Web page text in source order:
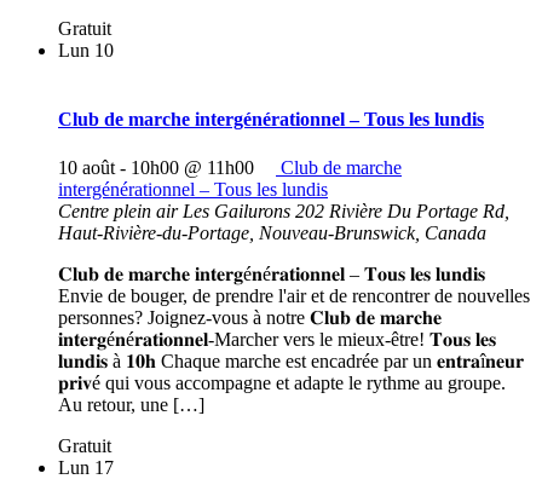
Gratuit
Lun 10
Club de marche intergénérationnel – Tous les lundis
10 août - 10h00 @ 11h00
Club de marche
intergénérationnel – Tous les lundis
Centre plein air Les Gailurons 202 Rivière Du Portage Rd,
Haut-Rivière-du-Portage, Nouveau-Brunswick, Canada
𝐂𝐥𝐮𝐛 𝐝𝐞 𝐦𝐚𝐫𝐜𝐡𝐞 𝐢𝐧𝐭𝐞𝐫𝐠é𝐧é𝐫𝐚𝐭𝐢𝐨𝐧𝐧𝐞𝐥 – 𝐓𝐨𝐮𝐬 𝐥𝐞𝐬 𝐥𝐮𝐧𝐝𝐢𝐬
Envie de bouger, de prendre l'air et de rencontrer de nouvelles
personnes? Joignez-vous à notre 𝐂𝐥𝐮𝐛 𝐝𝐞 𝐦𝐚𝐫𝐜𝐡𝐞
𝐢𝐧𝐭𝐞𝐫𝐠é𝐧é𝐫𝐚𝐭𝐢𝐨𝐧𝐧𝐞𝐥-Marcher vers le mieux-être! 𝐓𝐨𝐮𝐬 𝐥𝐞𝐬
𝐥𝐮𝐧𝐝𝐢𝐬 à 𝟏𝟎𝐡 Chaque marche est encadrée par un 𝐞𝐧𝐭𝐫𝐚î𝐧𝐞𝐮𝐫
𝐩𝐫𝐢𝐯é qui vous accompagne et adapte le rythme au groupe.
Au retour, une […]
Gratuit
Lun 17